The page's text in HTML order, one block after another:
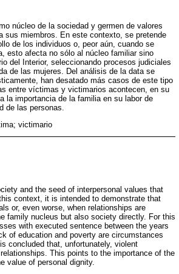
núcleo de la sociedad y germen de valores
sus miembros. En este contexto, se pretende
de los individuos o, peor aún, cuando se
esto afecta no sólo al núcleo familiar sino
del Interior, seleccionando procesos judiciales
de las mujeres. Del análisis de la data se
han desatado más casos de este tipo
entre víctimas y victimarios acontecen, en su
la importancia de la familia en su labor de
de las personas.
victimario
and the seed of interpersonal values that
context, it is intended to demonstrate that
or, even worse, when relationships are
family nucleus but also society directly. For this
with executed sentence between the years
of education and poverty are circumstances
concluded that, unfortunately, violent
This points to the importance of the
value of personal dignity.